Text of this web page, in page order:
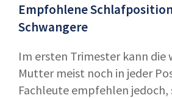
Empfohlene
Schwangere
Im ersten Trimester kann die
Mutter meist noch in jeder
Fachleute empfehlen